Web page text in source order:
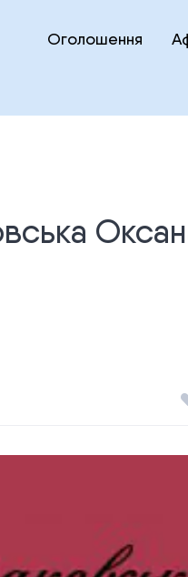
Оголошення